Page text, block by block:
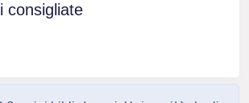
consigliate